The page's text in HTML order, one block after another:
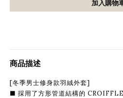
加入購物
商品描述
[冬季男士修身款羽絨外套]
■ 採用了方形管道結構的